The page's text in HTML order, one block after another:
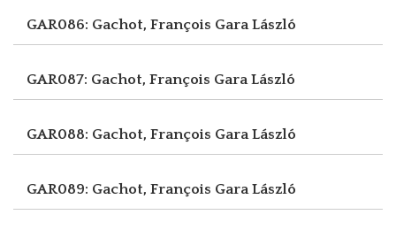
GAR086: Gachot, François Gara László
GAR087: Gachot, François Gara László
GAR088: Gachot, François Gara László
GAR089: Gachot, François Gara László